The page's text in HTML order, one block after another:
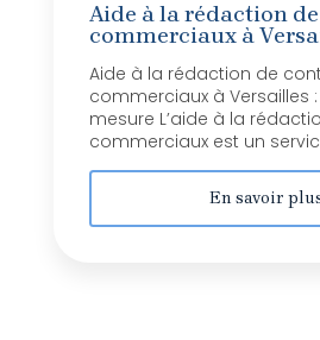
Aide à la rédaction
commerciaux à
Aide à la rédaction de
commerciaux à Versailles
mesure L’aide à la
commerciaux est un
En savoir